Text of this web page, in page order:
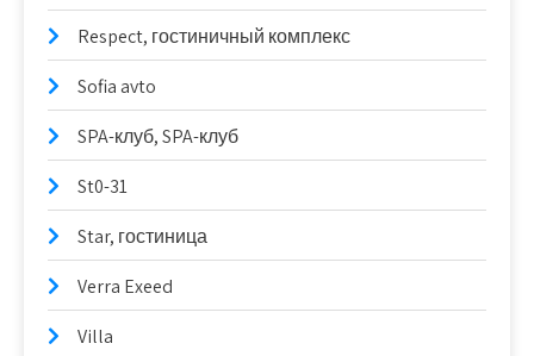
Respect, гостиничный комплекс
Sofia avto
SPA-клуб, SPA-клуб
St0-31
Star, гостиница
Verra Exeed
Villa